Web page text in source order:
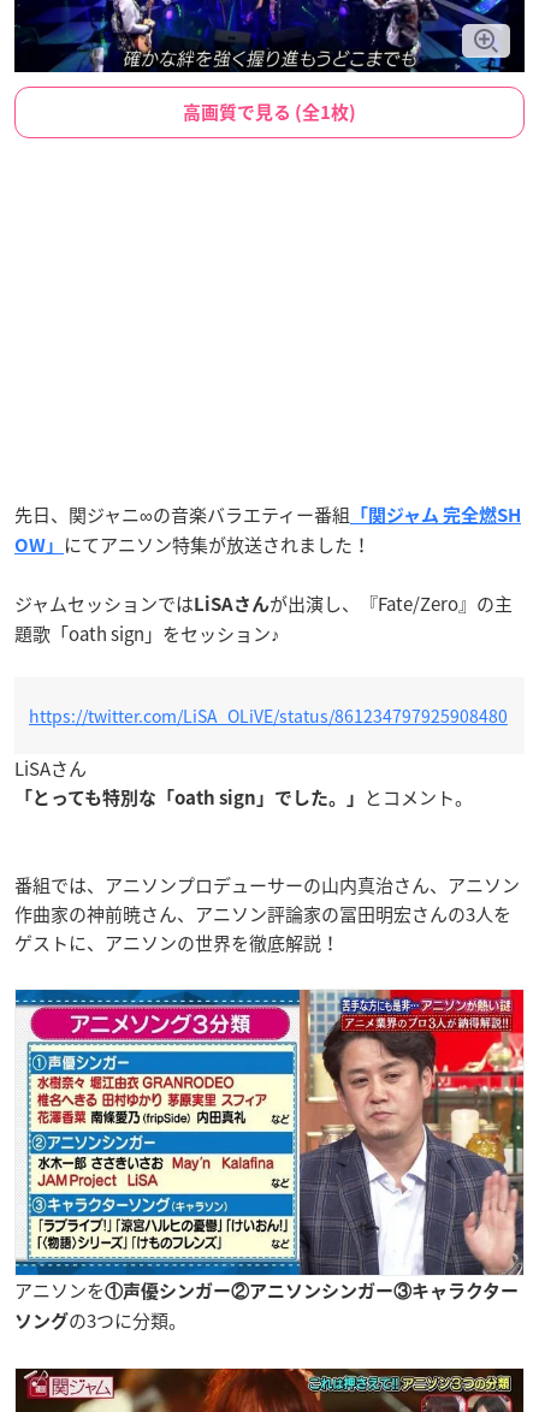
高画質で見る (全1枚)
先日、関ジャニ∞の音楽バラエティー番組 「関ジャム 完全燃SH
OW」
にてアニソン特集が放送されました！
ジャムセッションではLiSAさんが出演し、『Fate/Zero』の主
題歌「oath sign」をセッション♪
https://twitter.com/LiSA_OLiVE/status/861234797925908480
LiSAさん
「とっても特別な「oath sign」でした。」 とコメント。
番組では、アニソンプロデューサーの山内真治さん、アニソン
作曲家の神前暁さん、アニソン評論家の冨田明宏さんの3人を
ゲストに、アニソンの世界を徹底解説！
アニソンを①声優シンガー②アニソンシンガー③キャラクター
ソングの3つに分類。